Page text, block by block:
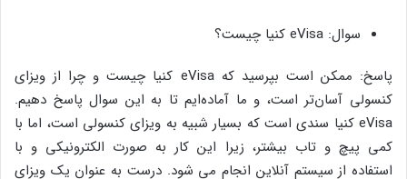
سوال: eVisa کنیا چیست؟
پاسخ: ممکن است بپرسید که eVisa کنیا چیست و چرا از ویزای
کنسولی آسان‌تر است، و ما آماده‌ایم تا به این سوال پاسخ دهیم.
eVisa کنیا سندی است که بسیار شبیه به ویزای کنسولی است، اما با
کمی پیچ و تاب بیشتر، زیرا این کار به صورت الکترونیکی و با
استفاده از سیستم آنلاین انجام می شود. درست به عنوان یک ویزای